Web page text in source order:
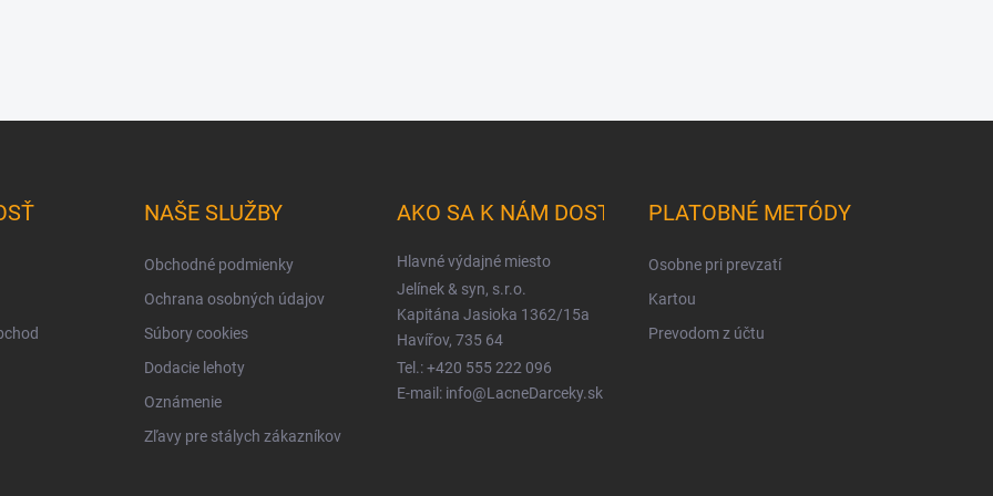
NAŠE SLUŽBY
Obchodné podmienky
Ochrana osobných údajov
Súbory cookies
Dodacie lehoty
Oznámenie
Zľavy pre stálych zákazníkov
AKO SA K NÁM DOSTANETE
Hlavné výdajné miesto
Jelínek & syn, s.r.o.
Kapitána Jasioka 1362/15a
Havířov, 735 64
Tel.: +420 555 222 096
E-mail: info@LacneDarceky.sk
PLATOBNÉ METÓDY
Osobne pri prevzatí
Kartou
Prevodom z účtu